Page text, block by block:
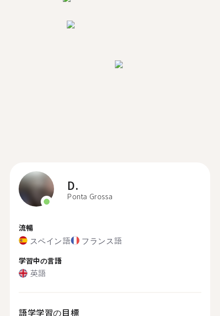
D.
Ponta Grossa
流暢
スペイン語 フランス語
学習中の言語
英語
語学学習の目標